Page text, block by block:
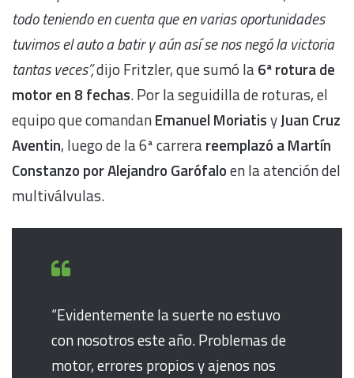
todo teniendo en cuenta que en varias oportunidades
tuvimos el auto a batir y aún así se nos negó la victoria
tantas veces”,dijo Fritzler, que sumó la6ª rotura de
motor en 8 fechas. Por la seguidilla de roturas, el
equipo que comandanEmanuel MoriatisyJuan Cruz
Aventin, luego de la 6ª carrerareemplazó aMartín
Constanzo por Alejandro Garófaloen la atención del
multiválvulas.
“Evidentemente la suerte no estuvo
con nosotros este año. Problemas de
motor, errores propios y ajenos nos